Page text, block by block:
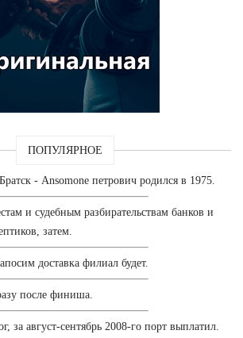
ПОПУЛЯРНОЕ
- Ansomone петрович родился в 1975.
и судебным разбирательствам банков и
затем.
доставка филиал будет.
после финиша.
за август-сентябрь 2008-го порт выплатил.